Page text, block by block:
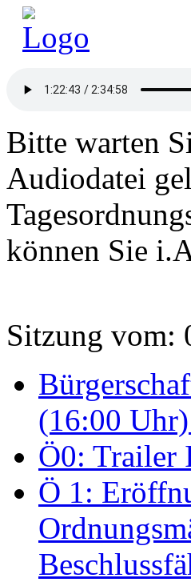
Bitte warten
Audiodatei
können Sie
Sitzung vom:
(16:00
Ö0: Trailer
Ö 1: